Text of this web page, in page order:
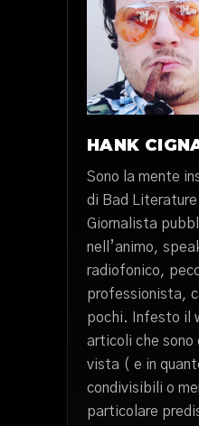
HANK
Sono la mente
di Bad Literature
Giornalista
nell’animo,
radiofonico,
professionista,
pochi. Infesto il
articoli che sono
vista ( e in
condivisibili o
particolare